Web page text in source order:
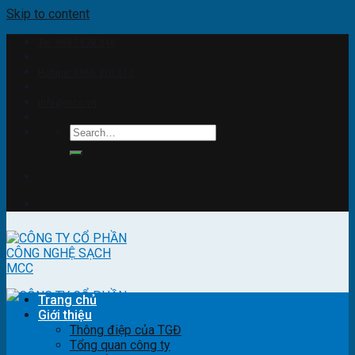
Skip to content
Trang chủ
Giới thiệu
Thông điệp của TGĐ
Tổng quan công ty